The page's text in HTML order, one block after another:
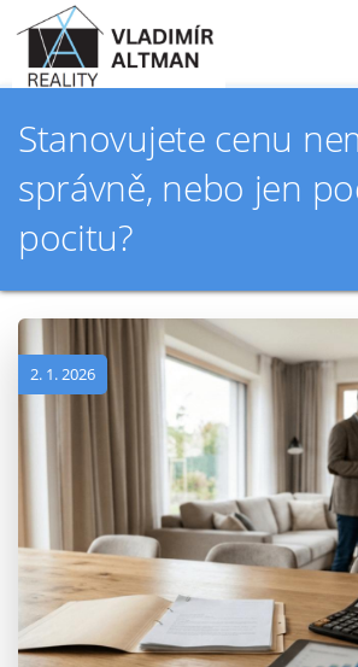
Stanovujete cenu
správně, nebo jen
pocitu?
2. 1. 2026